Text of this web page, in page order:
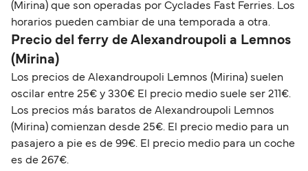
(Mirina) que son operadas por Cyclades Fast Ferries. Los
horarios pueden cambiar de una temporada a otra.
Precio del ferry de Alexandroupoli a Lemnos
(Mirina)
Los precios de Alexandroupoli Lemnos (Mirina) suelen
oscilar entre 25€ y 330€ El precio medio suele ser 211€.
Los precios más baratos de Alexandroupoli Lemnos
(Mirina) comienzan desde 25€. El precio medio para un
pasajero a pie es de 99€. El precio medio para un coche
es de 267€.